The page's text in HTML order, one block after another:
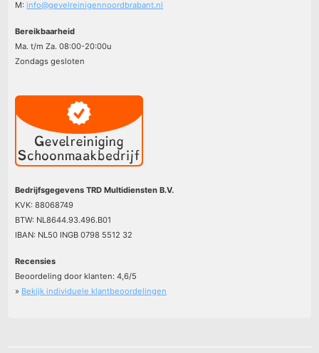
M:info@gevelreinigennoordbrabant.nl
Bereikbaarheid
Ma. t/m Za. 08:00-20:00u
Zondags gesloten
Bedrijfsgegevens TRD Multidiensten B.V.
KVK: 88068749
BTW: NL8644.93.496.B01
IBAN: NL50 INGB 0798 5512 32
Recensies
Beoordeling door klanten:4,6/5
» Bekijk individuele klantbeoordelingen